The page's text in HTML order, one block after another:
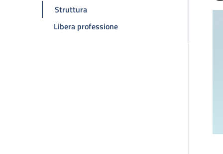
Strutturadella pagina Claudio Zamagni
Libera professionedella pagina Claudio Zamagni